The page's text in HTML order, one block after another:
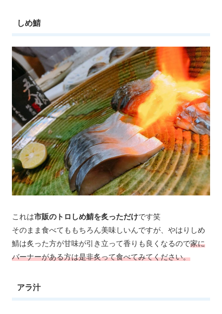
しめ鯖
これは市販のトロしめ鯖を炙っただけです笑
そのまま食べてももちろん美味しいんですが、やはりしめ
鯖は炙った方が甘味が引き立って香りも良くなるので家に
バーナーがある方は是非炙って食べてみてください。
アラ汁